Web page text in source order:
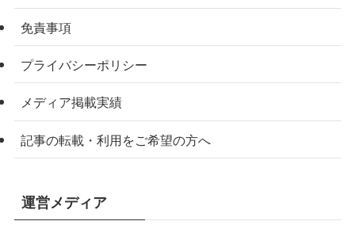
免責事項
プライバシーポリシー
メディア掲載実績
記事の転載・利用をご希望の方へ
運営メディア